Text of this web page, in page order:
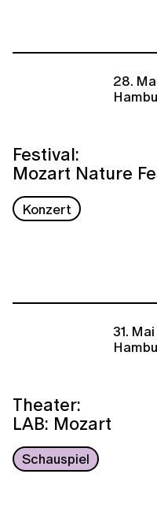
28.
Festival:
Mozart Nature
Konzert
31.
Theater:
LAB: Mozart
Schauspiel